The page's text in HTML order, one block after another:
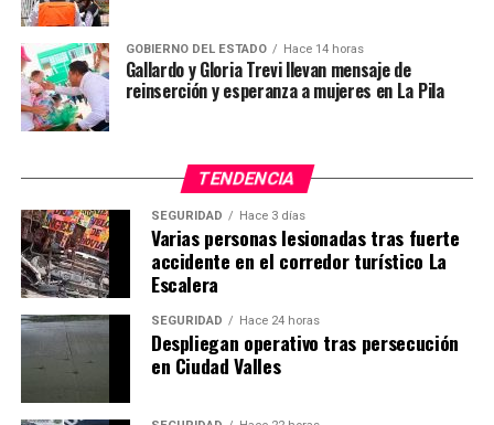
GOBIERNO DEL ESTADO Hace 14 horas
Gallardo y Gloria Trevi llevan mensaje de
reinserción y esperanza a mujeres en La Pila
TENDENCIA
SEGURIDAD Hace 3 días
Varias personas lesionadas tras fuerte
accidente en el corredor turístico La
Escalera
SEGURIDAD Hace 24 horas
Despliegan operativo tras persecución
en Ciudad Valles